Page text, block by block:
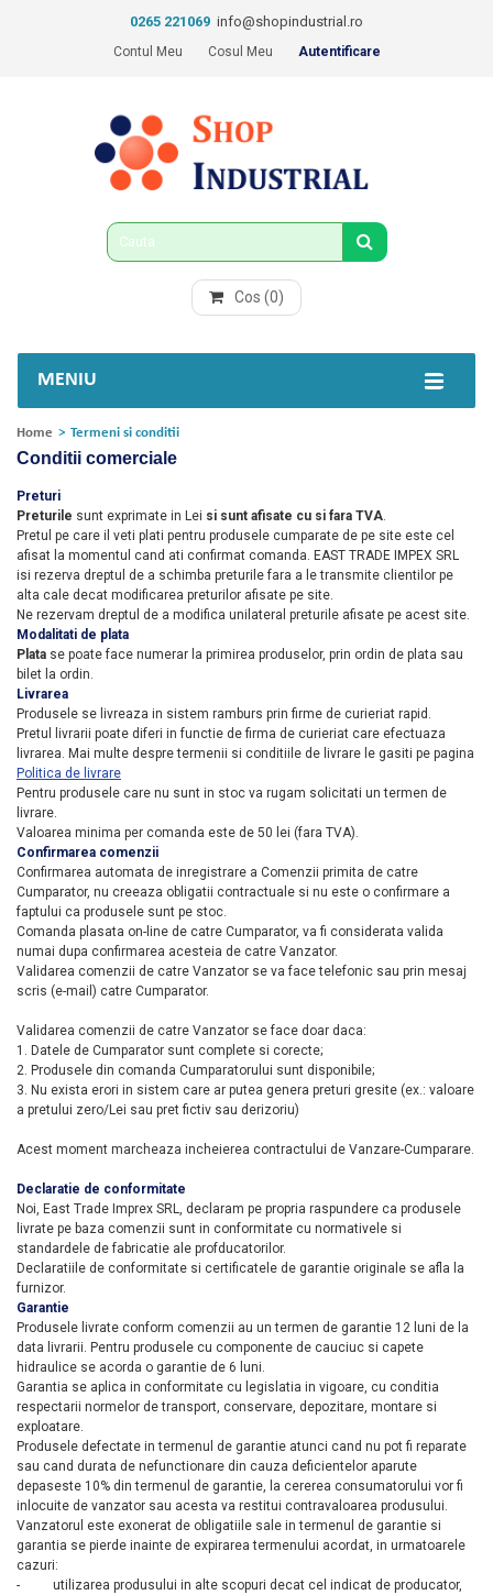
0265 221069 info@shopindustrial.ro
Contul Meu Cosul Meu Autentificare
Cos (0)
MENIU
Home > Termeni si conditii
Conditii comerciale
Preturi
Preturile sunt exprimate in Lei si sunt afisate cu si fara TVA.
Pretul pe care il veti plati pentru produsele cumparate de pe site este cel
afisat la momentul cand ati confirmat comanda. EAST TRADE IMPEX SRL
isi rezerva dreptul de a schimba preturile fara a le transmite clientilor pe
alta cale decat modificarea preturilor afisate pe site.
Ne rezervam dreptul de a modifica unilateral preturile afisate pe acest site.
Modalitati de plata
Plata se poate face numerar la primirea produselor, prin ordin de plata sau
bilet la ordin.
Livrarea
Produsele se livreaza in sistem ramburs prin firme de curieriat rapid.
Pretul livrarii poate diferi in functie de firma de curieriat care efectuaza
livrarea. Mai multe despre termenii si conditiile de livrare le gasiti pe pagina
Politica de livrare
Pentru produsele care nu sunt in stoc va rugam solicitati un termen de
livrare.
Valoarea minima per comanda este de 50 lei (fara TVA).
Confirmarea comenzii
Confirmarea automata de inregistrare a Comenzii primita de catre
Cumparator, nu creeaza obligatii contractuale si nu este o confirmare a
faptului ca produsele sunt pe stoc.
Comanda plasata on-line de catre Cumparator, va fi considerata valida
numai dupa confirmarea acesteia de catre Vanzator.
Validarea comenzii de catre Vanzator se va face telefonic sau prin mesaj
scris (e-mail) catre Cumparator.
Validarea comenzii de catre Vanzator se face doar daca:
1. Datele de Cumparator sunt complete si corecte;
2. Produsele din comanda Cumparatorului sunt disponibile;
3. Nu exista erori in sistem care ar putea genera preturi gresite (ex.: valoare
a pretului zero/Lei sau pret fictiv sau derizoriu)
Acest moment marcheaza incheierea contractului de Vanzare-Cumparare.
Declaratie de conformitate
Noi, East Trade Imprex SRL, declaram pe propria raspundere ca produsele
livrate pe baza comenzii sunt in conformitate cu normativele si
standardele de fabricatie ale profducatorilor.
Declaratiile de conformitate si certificatele de garantie originale se afla la
furnizor.
Garantie
Produsele livrate conform comenzii au un termen de garantie 12 luni de la
data livrarii. Pentru produsele cu componente de cauciuc si capete
hidraulice se acorda o garantie de 6 luni.
Garantia se aplica in conformitate cu legislatia in vigoare, cu conditia
respectarii normelor de transport, conservare, depozitare, montare si
exploatare.
Produsele defectate in termenul de garantie atunci cand nu pot fi reparate
sau cand durata de nefunctionare din cauza deficientelor aparute
depaseste 10% din termenul de garantie, la cererea consumatorului vor fi
inlocuite de vanzator sau acesta va restitui contravaloarea produsului.
Vanzatorul este exonerat de obligatiile sale in termenul de garantie si
garantia se pierde inainte de expirarea termenului acordat, in urmatoarele
cazuri:
-
utilizarea produsului in alte scopuri decat cel indicat de producator,